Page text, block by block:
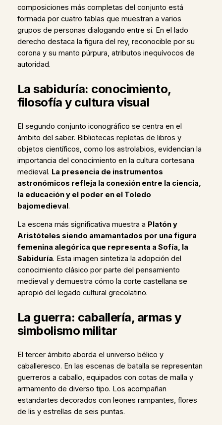
composiciones más completas del conjunto está
formada por cuatro tablas que muestran a varios
grupos de personas dialogando entre sí. En el lado
derecho destaca la figura del rey, reconocible por su
corona y su manto púrpura, atributos inequívocos de
autoridad.
La sabiduría: conocimiento,
filosofía y cultura visual
El segundo conjunto iconográfico se centra en el
ámbito del saber. Bibliotecas repletas de libros y
objetos científicos, como los astrolabios, evidencian la
importancia del conocimiento en la cultura cortesana
medieval. La presencia de instrumentos
astronómicos refleja la conexión entre la ciencia,
la educación y el poder en el Toledo
bajomedieval.
La escena más significativa muestra a Platón y
Aristóteles siendo amamantados por una figura
femenina alegórica que representa a Sofía, la
Sabiduría. Esta imagen sintetiza la adopción del
conocimiento clásico por parte del pensamiento
medieval y demuestra cómo la corte castellana se
apropió del legado cultural grecolatino.
La guerra: caballería, armas y
simbolismo militar
El tercer ámbito aborda el universo bélico y
caballeresco. En las escenas de batalla se representan
guerreros a caballo, equipados con cotas de malla y
armamento de diverso tipo. Los acompañan
estandartes decorados con leones rampantes, flores
de lis y estrellas de seis puntas.